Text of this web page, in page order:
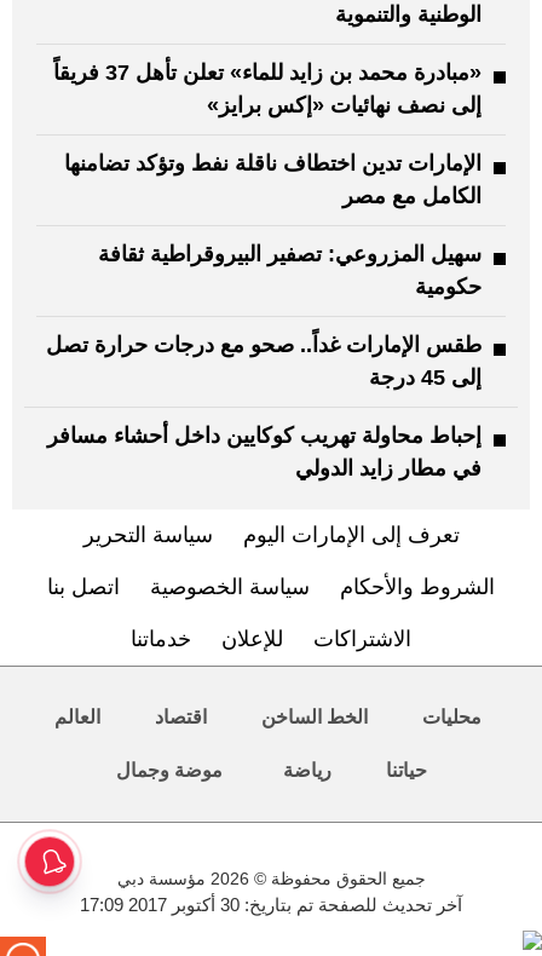
الوطنية والتنموية
«مبادرة محمد بن زايد للماء» تعلن تأهل 37 فريقاً
إلى نصف نهائيات «إكس برايز»
الإمارات تدين اختطاف ناقلة نفط وتؤكد تضامنها
الكامل مع مصر
سهيل المزروعي: تصفير البيروقراطية ثقافة
حكومية
طقس الإمارات غداً.. صحو مع درجات حرارة تصل
إلى 45 درجة
إحباط محاولة تهريب كوكايين داخل أحشاء مسافر
في مطار زايد الدولي
تعرف إلى الإمارات اليوم سياسة التحرير
الشروط والأحكام سياسة الخصوصية اتصل بنا
الاشتراكات للإعلان خدماتنا
محليات الخط الساخن اقتصاد العالم
حياتنا رياضة موضة وجمال
جميع الحقوق محفوظة © 2026 مؤسسة دبي
آخر تحديث للصفحة تم بتاريخ: 30 أكتوبر 2017 17:09